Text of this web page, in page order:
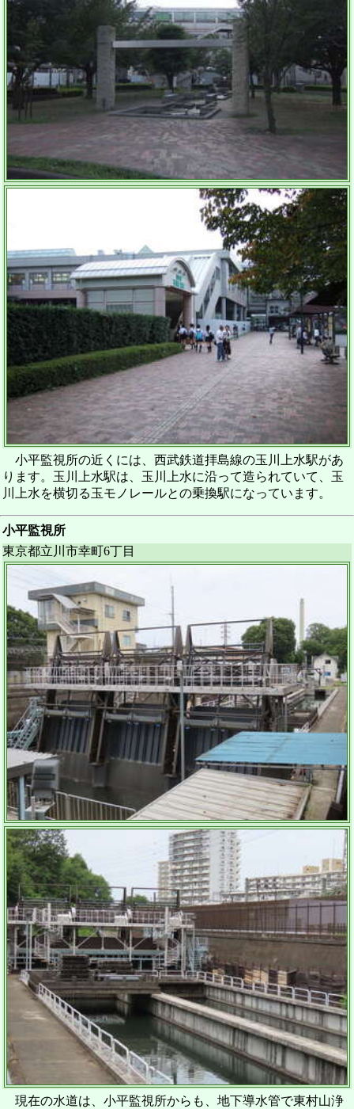
小平監視所の近くには、西武鉄道拝島線の玉川上水駅があ
ります。玉川上水駅は、玉川上水に沿って造られていて、玉
川上水を横切る玉モノレールとの乗換駅になっています。
小平監視所
東京都立川市幸町6丁目
現在の水道は、小平監視所からも、地下導水管で東村山浄